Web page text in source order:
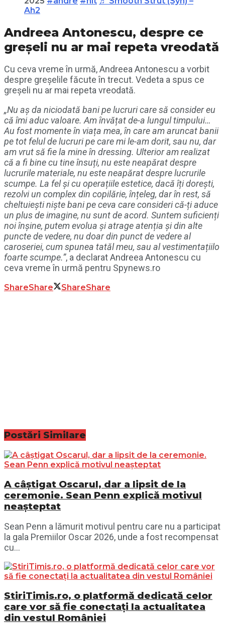
Ah2
Andreea Antonescu, despre ce
greșeli nu ar mai repeta vreodată
Cu ceva vreme în urmă, Andreea Antonescu a vorbit
despre greșelile făcute în trecut. Vedeta a spus ce
greșeli nu ar mai repeta vreodată.
„Nu aș da niciodată bani pe lucruri care să consider eu
că îmi aduc valoare. Am învățat de-a lungul timpului…
Au fost momente în viața mea, în care am aruncat banii
pe tot felul de lucruri pe care mi le-am dorit, sau nu, dar
am vrut să fie la mine în dressing. Ulterior am realizat
că a fi bine cu tine însuți, nu este neapărat despre
lucrurile materiale, nu este neapărat despre lucrurile
scumpe. La fel și cu operațiile estetice, dacă îți dorești,
rezolvi un complex din copilărie, înțeleg, dar în rest, să
cheltuiești niște bani pe ceva care consideri că-ți aduce
un plus de imagine, nu sunt de acord. Suntem suficienți
noi înșine, putem evolua și atrage atenția și din alte
puncte de vedere, nu doar din punct de vedere al
caroseriei, cum spunea tatăl meu, sau al vestimentațiilo
foarte scumpe.”, a declarat Andreea Antonescu cu
ceva vreme în urmă pentru Spynews.ro
ShareShare ShareShare
Postări Similare
A câștigat Oscarul, dar a lipsit de la
ceremonie. Sean Penn explică motivul
neașteptat
Sean Penn a lămurit motivul pentru care nu a participat
la gala Premiilor Oscar 2026, unde a fost recompensat
cu...
StiriTimis.ro, o platformă dedicată celor
care vor să fie conectați la actualitatea
din vestul României